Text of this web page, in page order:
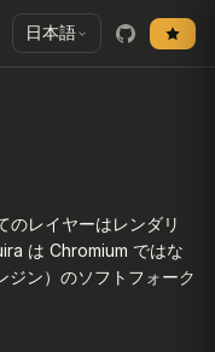
日本語
のレイヤーはレンダリ
は Chromium ではな
ン）のソフトフォーク